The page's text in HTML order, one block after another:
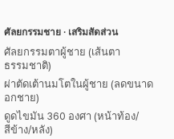
ศัลยกรรมชาย · เสริมสัดส่วน
ศัลยกรรมตาผู้ชาย (เส้นตา
ธรรมชาติ)
ผ่าตัดเต้านมโตในผู้ชาย (ลดขนาด
อกชาย)
ดูดไขมัน 360 องศา (หน้าท้อง/
สีข้าง/หลัง)